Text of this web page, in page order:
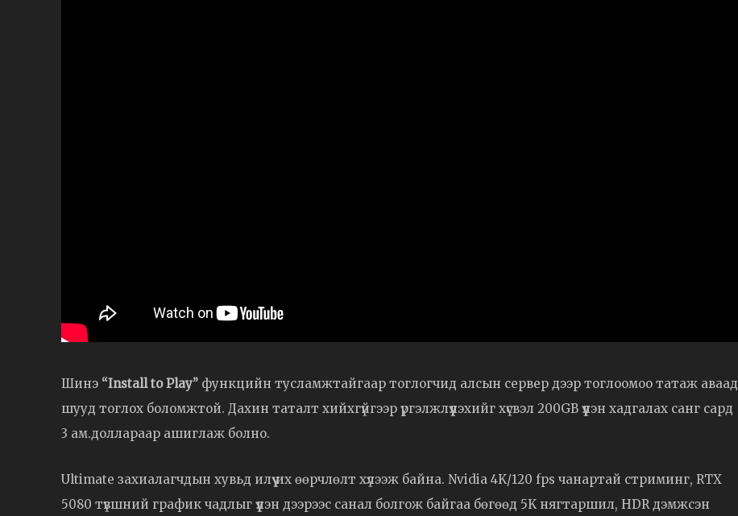
Шинэ “Install to Play” функцийн тусламжтайгаар тоглогчид алсын сервер дээр тоглоомоо татаж аваад
шууд тоглох боломжтой. Дахин таталт хийхгүйгээр үргэлжлүүлэхийг хүсвэл 200GB үүлэн хадгалах санг сард
3 ам.доллараар ашиглаж болно.
Ultimate захиалагчдын хувьд илүү их өөрчлөлт хүлээж байна. Nvidia 4K/120 fps чанартай стриминг, RTX
5080 түвшний график чадлыг үүлэн дээрээс санал болгож байгаа бөгөөд 5K нягтаршил, HDR дэмжсэн